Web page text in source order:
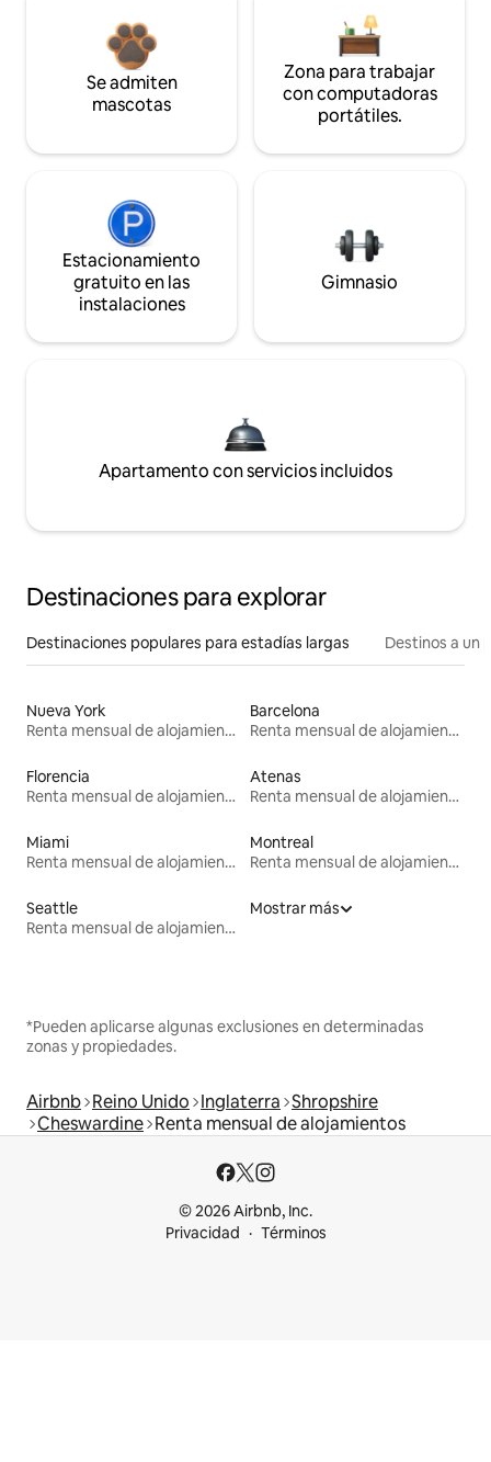
Se admiten
mascotas
Zona para trabajar
con computadoras
portátiles.
Estacionamiento
gratuito en las
instalaciones
Gimnasio
Apartamento con servicios incluidos
Destinaciones para explorar
Destinaciones populares para estadías largas Destinos a un
Nueva York
Renta mensual de alojamientos
Barcelona
Renta mensual de alojamientos
Florencia
Renta mensual de alojamientos
Atenas
Renta mensual de alojamientos
Miami
Renta mensual de alojamientos
Montreal
Renta mensual de alojamientos
Seattle
Renta mensual de alojamientos
Mostrar más
*Pueden aplicarse algunas exclusiones en determinadas
zonas y propiedades.
Airbnb Reino Unido Inglaterra Shropshire
Cheswardine Renta mensual de alojamientos
© 2026 Airbnb, Inc.
Privacidad
Términos